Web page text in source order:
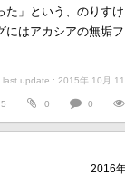
た」という、のりす
にはアカシアの無垢
last update : 2015年 10月 11
5 0 0
2016